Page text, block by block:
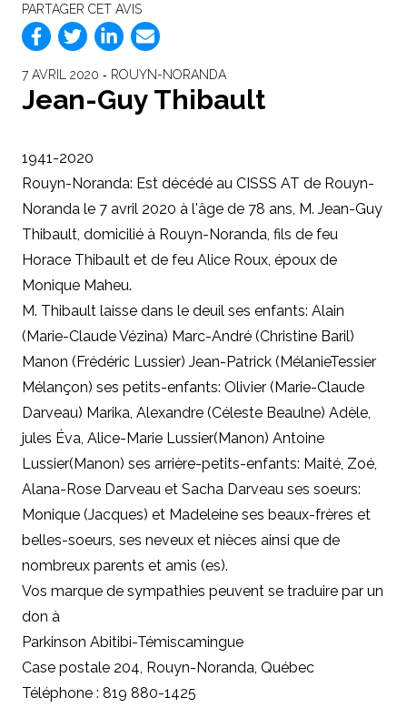
PARTAGER CET AVIS
7 AVRIL 2020 ‐ ROUYN-NORANDA
Jean-Guy Thibault
1941-2020
Rouyn-Noranda: Est décédé au CISSS AT de Rouyn-
Noranda le 7 avril 2020 à l'âge de 78 ans, M. Jean-Guy
Thibault, domicilié à Rouyn-Noranda, fils de feu
Horace Thibault et de feu Alice Roux, époux de
Monique Maheu.
M. Thibault laisse dans le deuil ses enfants: Alain
(Marie-Claude Vézina) Marc-André (Christine Baril)
Manon (Frédéric Lussier) Jean-Patrick (MélanieTessier
Mélançon) ses petits-enfants: Olivier (Marie-Claude
Darveau) Marika, Alexandre (Céleste Beaulne) Adèle,
jules Éva, Alice-Marie Lussier(Manon) Antoine
Lussier(Manon) ses arrière-petits-enfants: Maité, Zoé,
Alana-Rose Darveau et Sacha Darveau ses soeurs:
Monique (Jacques) et Madeleine ses beaux-frères et
belles-soeurs, ses neveux et nièces ainsi que de
nombreux parents et amis (es).
Vos marque de sympathies peuvent se traduire par un
don à
Parkinson Abitibi-Témiscamingue
Case postale 204, Rouyn-Noranda, Québec
Téléphone : 819 880-1425